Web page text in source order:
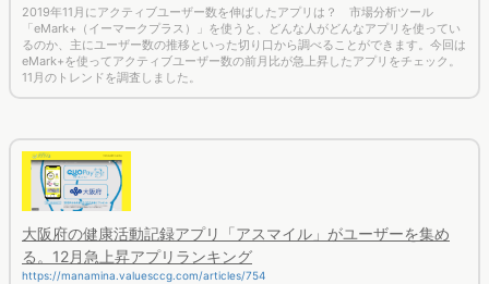
2019年11月にアクティブユーザー数を伸ばしたアプリは？ 市場分析ツール
「eMark+（イーマークプラス）」を使うと、どんな人がどんなアプリを使ってい
るのか、主にユーザー数の推移といった切り口から調べることができます。今回は
eMark+を使ってアクティブユーザー数の前月比が急上昇したアプリをチェック。
11月のトレンドを調査しました。
大阪府の健康活動記録アプリ「アスマイル」がユーザーを集め
る。12月急上昇アプリランキング
https://manamina.valuesccg.com/articles/754